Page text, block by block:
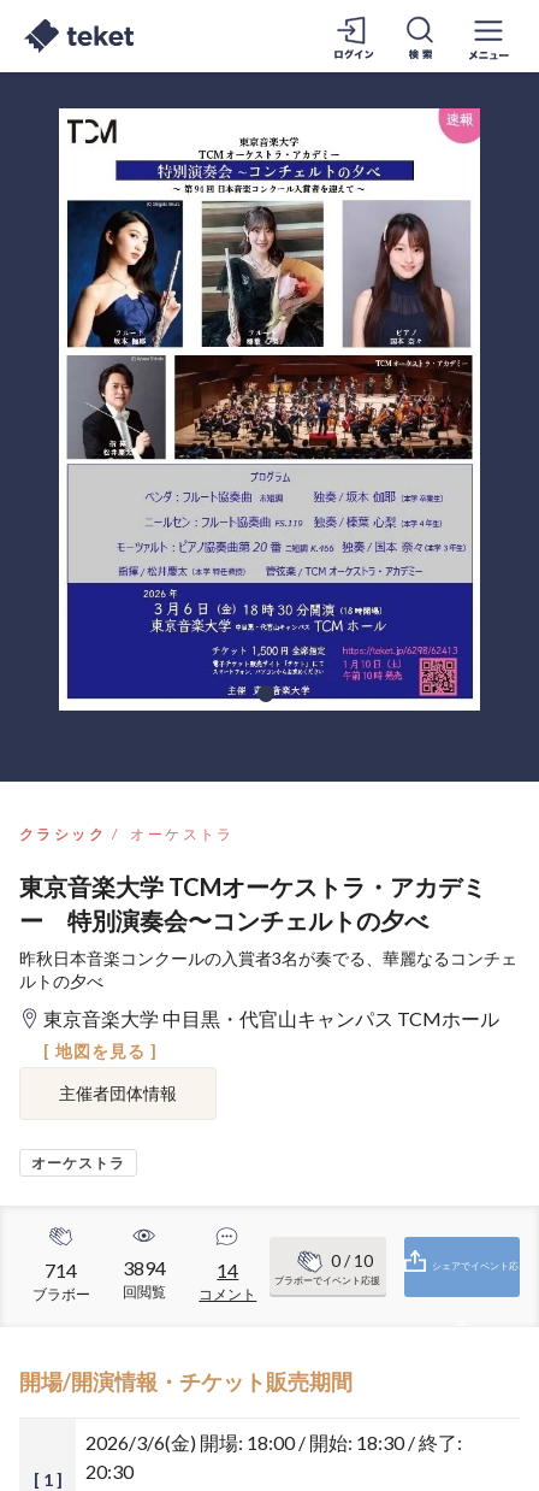
クラシック オーケストラ
東京音楽大学 TCMオーケストラ・アカデミ
ー 特別演奏会〜コンチェルトの夕べ
昨秋日本音楽コンクールの入賞者3名が奏でる、華麗なるコンチェ
ルトの夕べ
東京音楽大学 中目黒・代官山キャンパス TCMホール
[ 地図を見る ]
主催者団体情報
オーケストラ
714
ブラボー
3894
回閲覧
14
コメント
0/ 10
ブラボーでイベント応援
シェアでイベント応
開場/開演情報・チケット販売期間
[ 1 ]
2026/3/6(金) 開場: 18:00 / 開始: 18:30 / 終了:
20:30